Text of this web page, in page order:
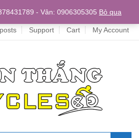
Home
Support Cart My Account
- Vân: 0906305305 Bỏ qua